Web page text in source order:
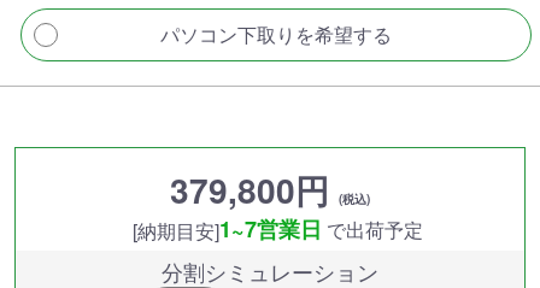
パソコン下取りを希望する
379,800円 (税込)
[納期目安]1~7営業日 で出荷予定
分割シミュレーション